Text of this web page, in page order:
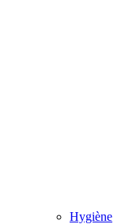
Hygiène